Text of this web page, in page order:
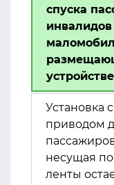
спуска
Установка
приводом
несущая
ленты